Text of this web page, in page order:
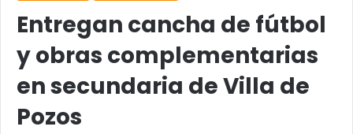
Entregan cancha de fútbol
y obras complementarias
en secundaria de Villa de
Pozos